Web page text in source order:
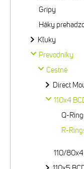
Gripy
Háky
Kľuky
Prevodníky
Cestné
Direct
110x4
Q-
R-
110/80x4